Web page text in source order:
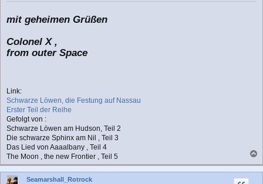
mit geheimen Grüßen
Colonel X ,
from outer Space
Link:
Schwarze Löwen, die Festung auf Nassau
Erster Teil der Reihe
Gefolgt von :
Schwarze Löwen am Hudson, Teil 2
Die schwarze Sphinx am Nil , Teil 3
Das Lied von Aaaalbany , Teil 4
The Moon , the new Frontier , Teil 5
a
c
Seamarshall_Rotrock